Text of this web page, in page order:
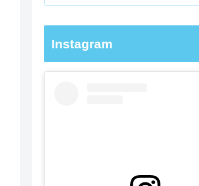
Instagram